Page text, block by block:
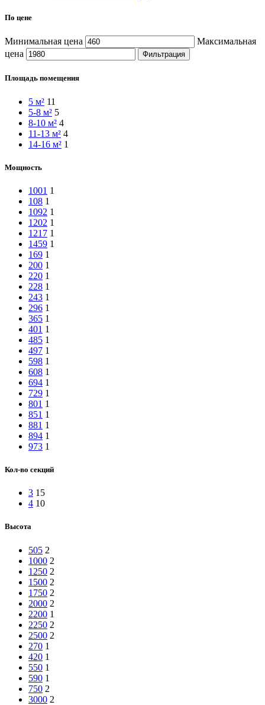
По цене
Минимальная цена
Максимальная
цена
Фильтрация
Площадь помещения
5 м² 11
5-8 м² 5
8-10 м² 4
11-13 м² 4
14-16 м² 1
Мощность
1001 1
108 1
1092 1
1202 1
1217 1
1459 1
169 1
200 1
220 1
228 1
243 1
296 1
365 1
401 1
485 1
497 1
598 1
608 1
694 1
729 1
801 1
851 1
881 1
894 1
973 1
Кол-во секций
3 15
4 10
Высота
505 2
1000 2
1250 2
1500 2
1750 2
2000 2
2200 1
2250 2
2500 2
270 1
420 1
550 1
590 1
750 2
3000 2